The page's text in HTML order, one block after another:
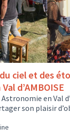
ciel et des
d’AMBOISE
en Val
son plaisir